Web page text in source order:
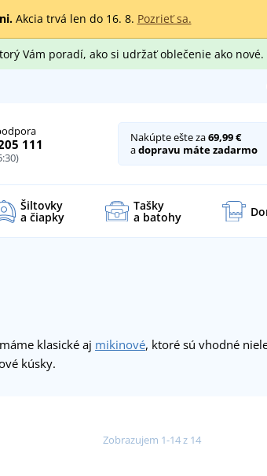
Akcia trvá len do 16. 8. Pozrieť sa.
Vám poradí, ako si udržať oblečenie ako nové.
111 Nakúpte ešte za69,99 €
adopravu máte zadarmo
Šiltovky
a čiapky
Tašky
a batohy
klasické aj mikinové, ktoré sú vhodné
kúsky.
Zobrazujem 1-14 z 14